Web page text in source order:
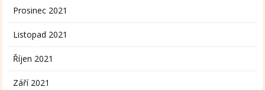
Prosinec 2021
Listopad 2021
Říjen 2021
Září 2021